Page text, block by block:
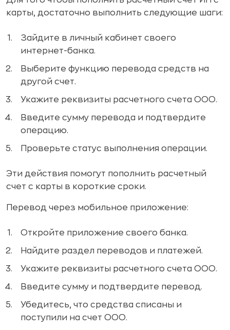
карты, достаточно выполнить следующие шаги:
Зайдите в личный кабинет своего
интернет-банка.
Выберите функцию перевода средств на
другой счет.
Укажите реквизиты расчетного счета ООО.
Введите сумму перевода и подтвердите
операцию.
Проверьте статус выполнения операции.
Эти действия помогут пополнить расчетный
счет с карты в короткие сроки.
Перевод через мобильное приложение:
Откройте приложение своего банка.
Найдите раздел переводов и платежей.
Укажите реквизиты расчетного счета ООО.
Введите сумму и подтвердите перевод.
Убедитесь, что средства списаны и
поступили на счет ООО.